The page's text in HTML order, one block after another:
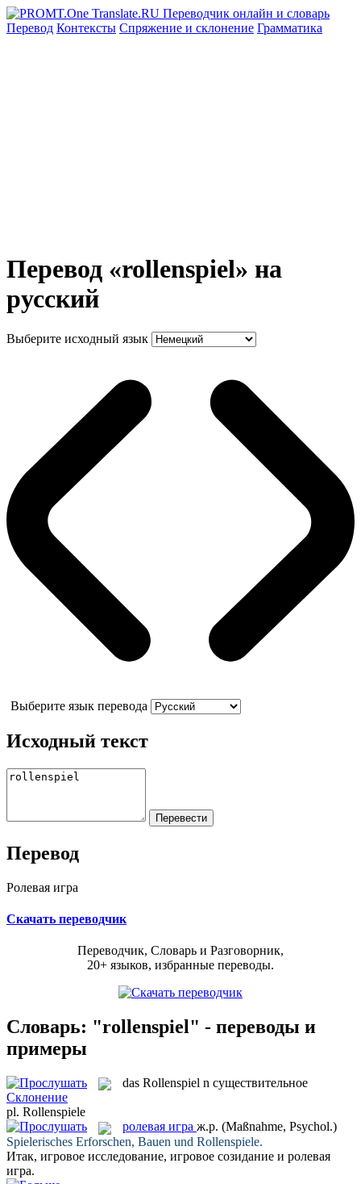
Перевод Контексты Спряжение и склонение Грамматика
Перевод «rollenspiel» на
русский
Выберите исходный язык
Выберите язык перевода
Исходный текст
Перевод
Ролевая игра
Скачать переводчик
Переводчик, Словарь и Разговорник,
20+ языков, избранные переводы.
Словарь: "rollenspiel" - переводы и
примеры
das Rollenspiel n существительное
Склонение
pl. Rollenspiele
ролевая игра ж.р. (Maßnahme, Psychol.)
Spielerisches Erforschen, Bauen und Rollenspiele.
Итак, игровое исследование, игровое созидание и ролевая
игра.